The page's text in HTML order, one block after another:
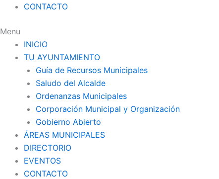
CONTACTO
Menu
INICIO
TU AYUNTAMIENTO
Guía de Recursos Municipales
Saludo del Alcalde
Ordenanzas Municipales
Corporación Municipal y Organización
Gobierno Abierto
ÁREAS MUNICIPALES
DIRECTORIO
EVENTOS
CONTACTO